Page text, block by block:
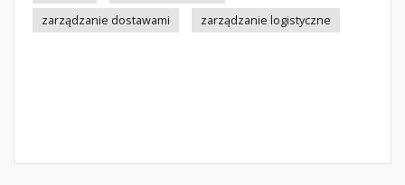
zarządzanie dostawami
zarządzanie logistyczne